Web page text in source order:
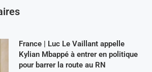
France | Luc Le Vaillant appelle
Kylian Mbappé à entrer en politique
pour barrer la route au RN